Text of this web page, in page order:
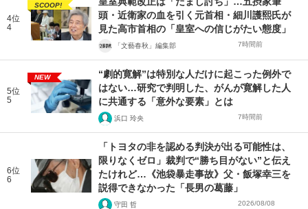
4位
4
SCOOP!
頭・近衛家の血を引く元首相・細川護熙氏が
見た高市首相の「皇室への信じがたい態度」
「文藝春秋」編集部 7時間前
5位
5
NEW
“劇的寛解”は特別な人だけに起こった例外で
はない…研究で判明した、がんが寛解した人
に共通する「意外な要素」とは
浜口 玲央 7時間前
6位
6
「トヨタの非を認める判決が出る可能性は、
限りなくゼロ」裁判で“勝ち目がない”と伝え
たけれど…《池袋暴走事故》父・飯塚幸三を
説得できなかった「長男の葛藤」
守田 哲 2026/08/08